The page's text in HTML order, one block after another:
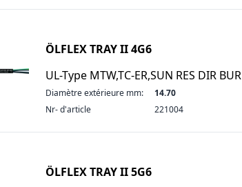
ÖLFLEX TRAY II 4G6
UL-Type MTW,TC-ER,SUN RES DIR BUR
Diamètre extérieure mm:
14.70
Nr- d'article
221004
ÖLFLEX TRAY II 5G6